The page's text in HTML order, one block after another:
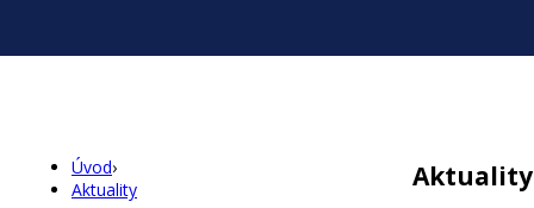
Úvod›
Aktuality
Aktuality